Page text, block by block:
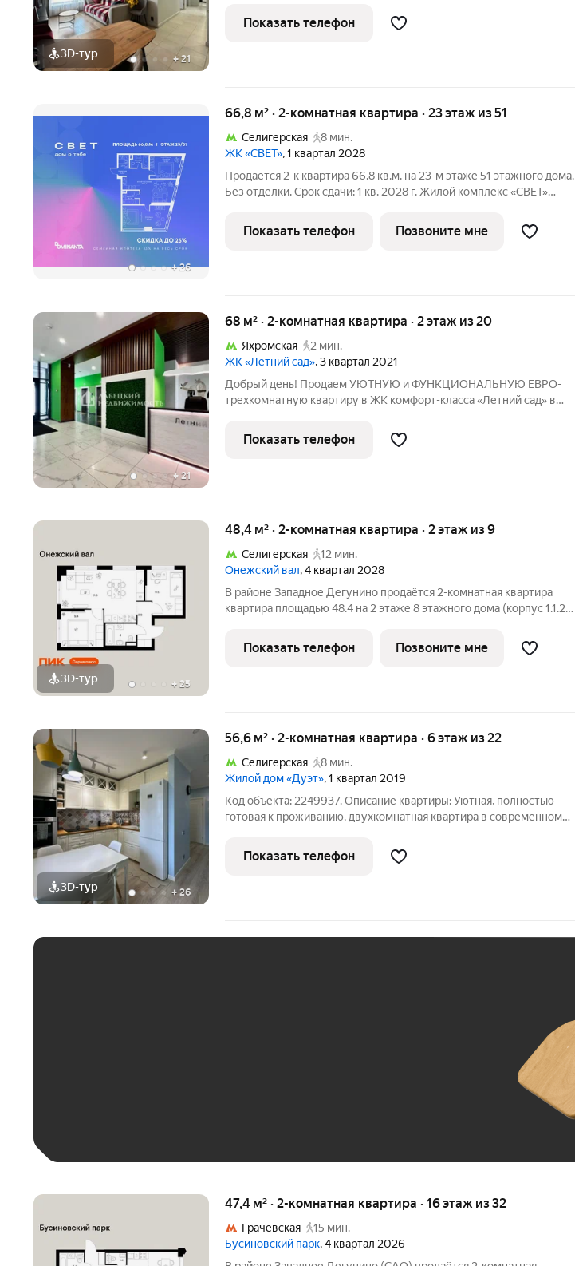
3D-тур + 21
евротрёшка: просторная кухня-гостиная 19 м и две
изолированные комнаты
Показать телефон
+26
66,8 м² · 2-комнатная квартира · 23 этаж из 51
Селигерская
8 мин.
ЖК «СВЕТ», 1 квартал 2028
Продаётся 2-к квартира 66.8 кв.м. на 23-м этаже 51 этажного дома.
Без отделки. Срок сдачи: 1 кв. 2028 г. Жилой комплекс «СВЕТ»
изящества, созданное девелопером Dominanta в сотрудничестве
с известным
Показать телефон Позвоните мне
+ 21
68 м² · 2-комнатная квартира · 2 этаж из 20
Яхромская
2 мин.
ЖК «Летний сад», 3 квартал 2021
Добрый день! Продаем УЮТНУЮ и ФУНКЦИОНАЛЬНУЮ ЕВРО-
трехкомнатную квартиру в ЖК комфорт-класса «Летний сад» в
действительности. ПРО ДОКУМЕНТЫ: - 1 ВЗРОСЛЫЙ
собственник; - НЕТ ПЕРЕПЛАНИРОВОК и
Показать телефон
3D-тур + 25
48,4 м² · 2-комнатная квартира · 2 этаж из 9
Селигерская
12 мин.
Онежский вал, 4 квартал 2028
В районе Западное Дегунино продаётся 2-комнатная квартира
квартира площадью 48.4 на 2 этаже 8 этажного дома (корпус 1.1.2,
10 минут пешком до станции метро «Селигерская» и 15 минут до
МЦД
Показать телефон Позвоните мне
3D-тур +26
56,6 м² · 2-комнатная квартира · 6 этаж из 22
Селигерская
8 мин.
Жилой дом «Дуэт», 1 квартал 2019
Код объекта: 2249937. Описание квартиры: Уютная, полностью
готовая к проживанию, двухкомнатная квартира в современном
бизнес-класса без ощущения перенаселенности. Удачное
сочетание точечной
Показать телефон
47,4 м² · 2-комнатная квартира · 16 этаж из 32
Грачёвская
15 мин.
Бусиновский парк, 4 квартал 2026